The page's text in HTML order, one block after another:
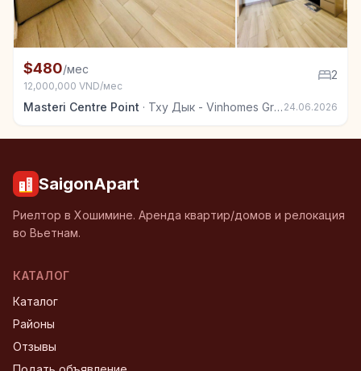
Квартира в аренду в Тху Дык - Vinhomes Grand
$480/мес
12,000,000 VND/мес
2
Masteri Centre Point · Тху Дык - Vinhomes Grand Park 24.06.2026
SaigonApart
Риелтор в Хошимине. Аренда квартир/домов и релокация
во Вьетнам.
КАТАЛОГ
Каталог
Районы
Отзывы